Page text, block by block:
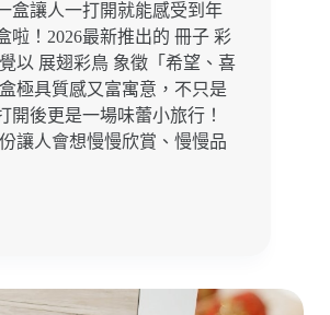
盒讓人一打開就能感受到年
啦！2026最新推出的 冊子 彩
以 展翅彩鳥 象徵「希望、喜
極具質感又富寓意，不只是
開後更是一場味蕾小旅行！
讓人會想慢慢欣賞、慢慢品